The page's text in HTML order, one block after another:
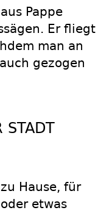
Pappe
Er fliegt
man an
gezogen
STADT
Hause, für
etwas